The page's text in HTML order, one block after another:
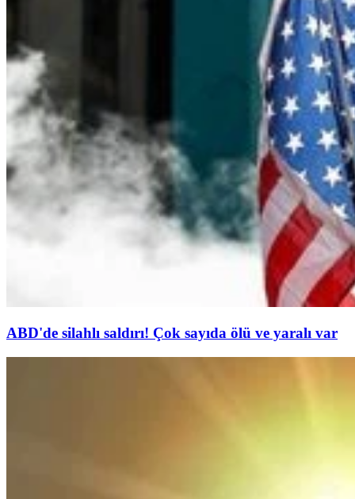
ABD'de silahlı saldırı! Çok sayıda ölü ve yaralı var